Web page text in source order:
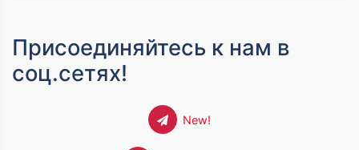
Присоединяйтесь к нам в
соц.сетях!
New!